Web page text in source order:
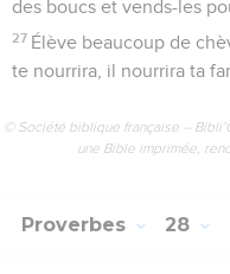
des boucs et vends-les
27 Élève beaucoup de
te nourrira, il nourrira ta
© Société biblique française –
une Bible imprimée,
Proverbes 28